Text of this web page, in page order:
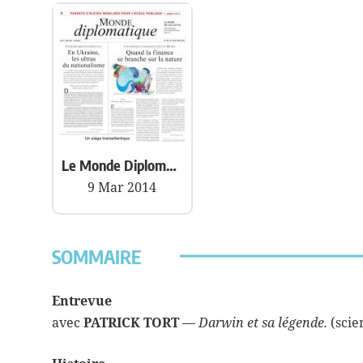
Le Monde Diplomatique
9 Mar 2014
SOMMAIRE
Entrevue
avecPATRICK TORT—Darwin et sa légende.